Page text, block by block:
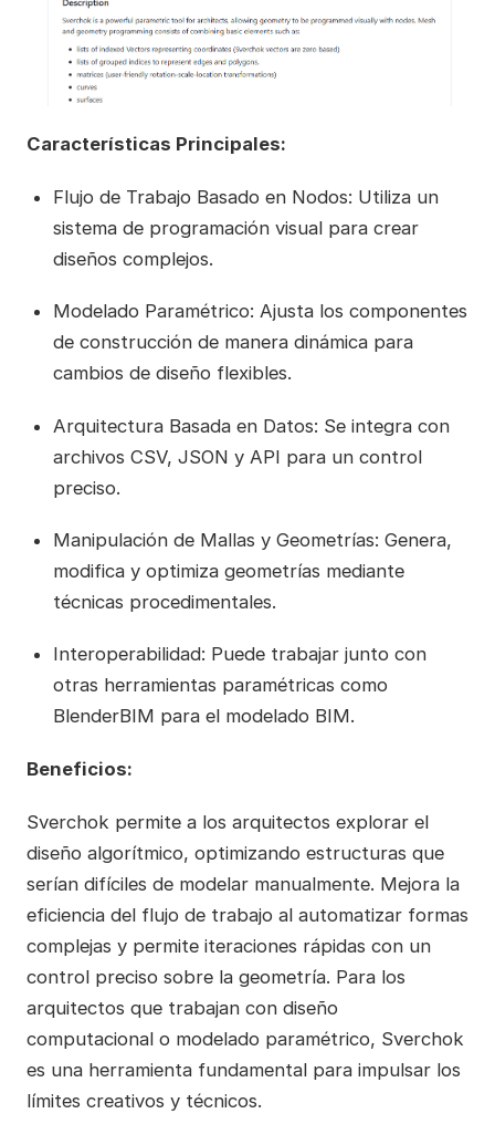
Características Principales:
Flujo de Trabajo Basado en Nodos: Utiliza un
sistema de programación visual para crear
diseños complejos.
Modelado Paramétrico: Ajusta los componentes
de construcción de manera dinámica para
cambios de diseño flexibles.
Arquitectura Basada en Datos: Se integra con
archivos CSV, JSON y API para un control
preciso.
Manipulación de Mallas y Geometrías: Genera,
modifica y optimiza geometrías mediante
técnicas procedimentales.
Interoperabilidad: Puede trabajar junto con
otras herramientas paramétricas como
BlenderBIM para el modelado BIM.
Beneficios:
Sverchok permite a los arquitectos explorar el
diseño algorítmico, optimizando estructuras que
serían difíciles de modelar manualmente. Mejora la
eficiencia del flujo de trabajo al automatizar formas
complejas y permite iteraciones rápidas con un
control preciso sobre la geometría. Para los
arquitectos que trabajan con diseño
computacional o modelado paramétrico, Sverchok
es una herramienta fundamental para impulsar los
límites creativos y técnicos.